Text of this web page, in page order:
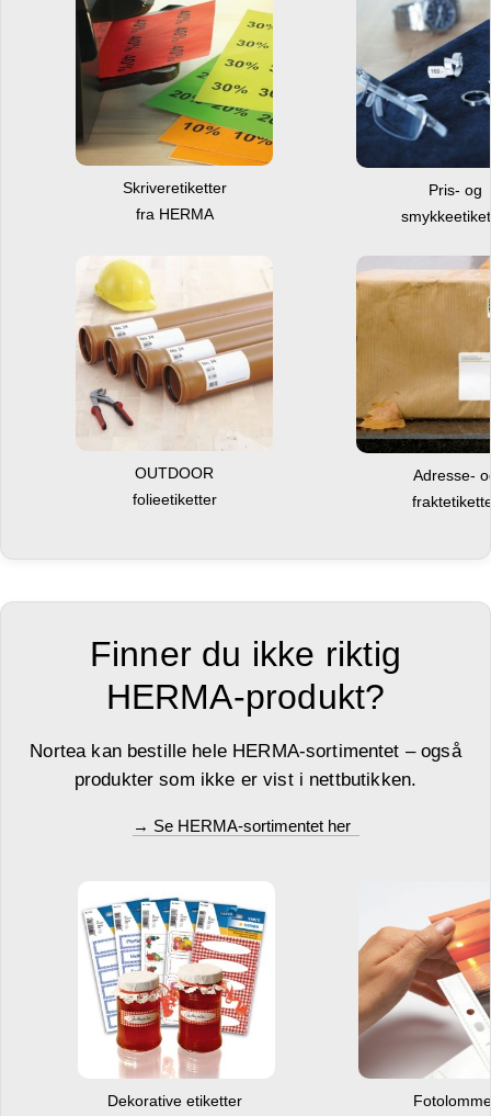
Skriveretiketter
fra HERMA
Pris- og
OUTDOOR
folieetiketter
Adresse-
Finner du ikke riktig
HERMA-produkt?
Nortea kan bestille hele HERMA-sortimentet – også
produkter som ikke er vist i nettbutikken.
→ Se HERMA-sortimentet her
Dekorative etiketter